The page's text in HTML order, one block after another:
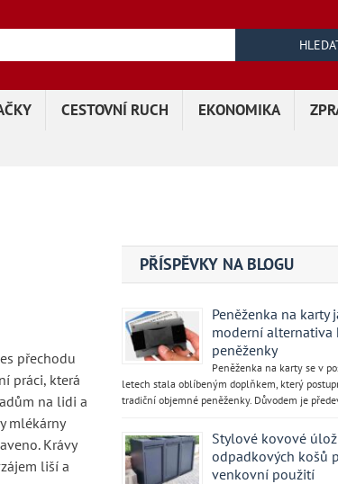
Vyhledávání
CESTOVNÍ RUCH EKONOMIKA
přechodu
práci, která
na lidi a
mlékárny
Krávy
liší a
PŘÍSPĚVKY NA BLOGU
Peněženka na karty
moderní alternativa
peněženky
Peněženka na karty se v
letech stala oblíbeným doplňkem, který
tradiční objemné peněženky. Důvodem je
Stylové kovové
odpadkových košů
venkovní použití